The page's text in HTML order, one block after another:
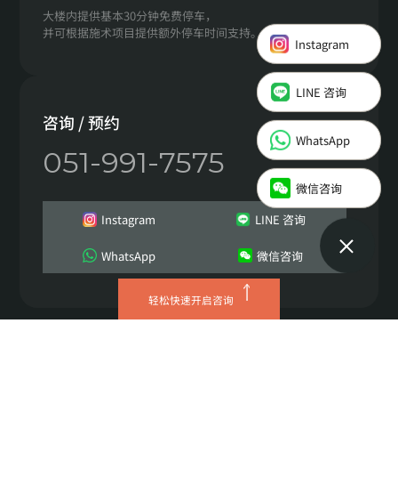
大楼内提供基本30分钟免费停车，
并可根据施术项目提供额外停车时间支持。
咨询 / 预约
051-991-7575
Instagram LINE 咨询
WhatsApp 微信咨询
Instagram
LINE 咨询
WhatsApp
微信咨询
轻松快速开启咨询